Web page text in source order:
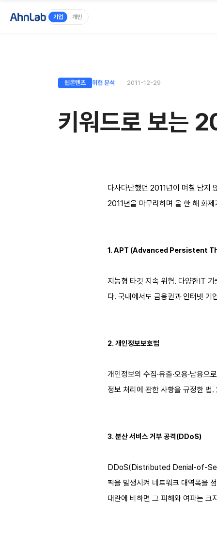
기업 개인
웹콘텐츠 위협 분석 2011-12-29
키워드로 보는
다사다난했던 2011년이 며칠 남지
2011년을 마무리하며 올 한 해 화
1. APT (Advanced Persistent
지능형 타깃 지속 위협. 다양한IT 기
다. 국내에서도 금융권과 인터넷 기
2. 개인정보보호법
개인정보의 수집·유출·오용·남용
정보 처리에 관한 사항을 규정한
3. 분산 서비스 거부 공격(DDoS)
DDoS(Distributed Denial-of-
픽을 발생시켜 네트워크 대역폭을
대란에 비하면 그 피해와 여파는 크